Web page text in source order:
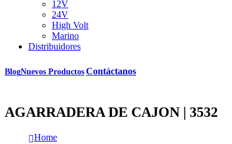
12V
24V
High Volt
Marino
Distribuidores
BlogNuevos ProductosContáctanos
AGARRADERA DE CAJON | 3532
Home